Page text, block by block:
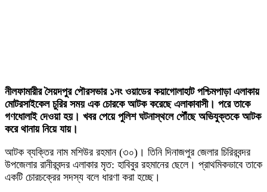
নীলফামারীর সৈয়দপুর পৌরসভার ১নং ওয়াডের কয়াগোলাহাট পশ্চিমপাড়া এলাকায়
মোটরসাইকেল চুরির সময় এক চোরকে আটক করেছে এলাকাবাসী। পরে তাকে
গণধোলাই দেওয়া হয়। খবর পেয়ে পুলিশ ঘটনাস্থলে পৌঁছে অভিযুক্তকে আটক
করে থানায় নিয়ে যায়।
আটক ব্যক্তির নাম মশিউর রহমান (৩০)। তিনি দিনাজপুর জেলার চিরিরবন্দর
উপজেলার রানীরবন্দর এলাকার মৃত: হাবিবুর রহমানের ছেলে। প্রাথমিকভাবে তাকে
একটি চোরচক্রের সদস্য বলে ধারণা করা হচ্ছে।